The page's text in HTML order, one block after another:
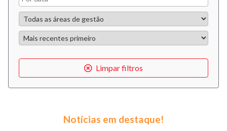
Limpar filtros
Notícias em destaque!